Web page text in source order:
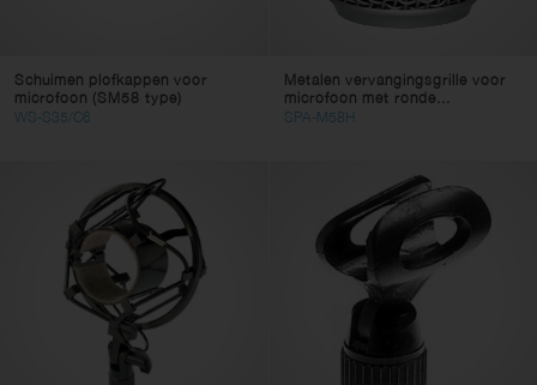
Schuimen plofkappen voor
microfoon (SM58 type)
WS-S35/C6
Metalen vervangingsgrille voor
microfoon met ronde...
SPA-M58H